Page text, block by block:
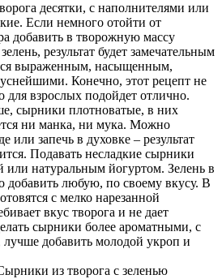
десятки, с наполнителями или
Если немного отойти от
добавить в творожную массу
результат будет замечательным
выраженным, насыщенным,
Конечно, этот рецепт не
для взрослых подойдет отлично.
сырники плотноватые, в них
ни манка, ни мука. Можно
или запечь в духовке – результат
Подавать несладкие сырники
или натуральным йогуртом. Зелень в
любую, по своему вкусу. В
с мелко нарезанной
вкус творога и не дает
сырники более ароматными, с
лучше добавить молодой укроп и
из творога с зеленью